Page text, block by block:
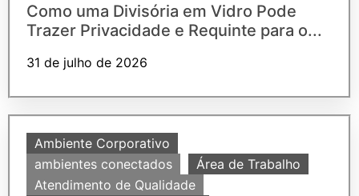
Como uma Divisória em Vidro Pode
Trazer Privacidade e Requinte para o...
31 de julho de 2026
Ambiente Corporativo
ambientes conectados
Área de Trabalho
Atendimento de Qualidade